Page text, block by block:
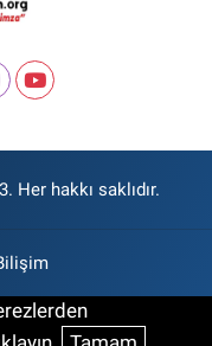
Her hakkı saklıdır.